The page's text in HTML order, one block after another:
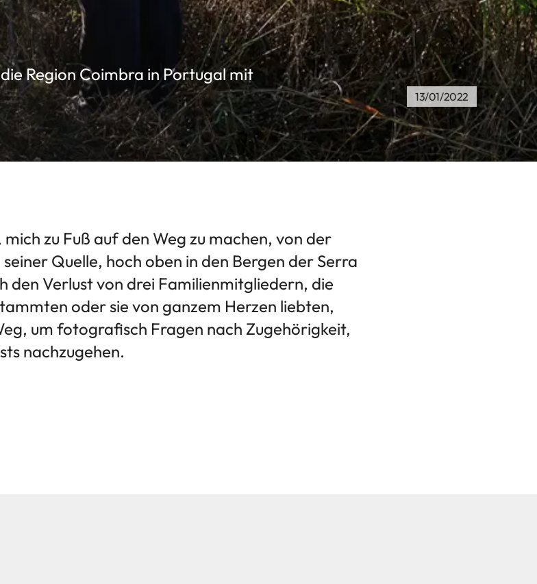
Region Coimbra in Portugal mit
13/01/2022
mich zu Fuß auf den Weg zu machen, von der
seiner Quelle, hoch oben in den Bergen der Serra
den Verlust von drei Familienmitgliedern, die
oder sie von ganzem Herzen liebten,
um fotografisch Fragen nach Zugehörigkeit,
nachzugehen.